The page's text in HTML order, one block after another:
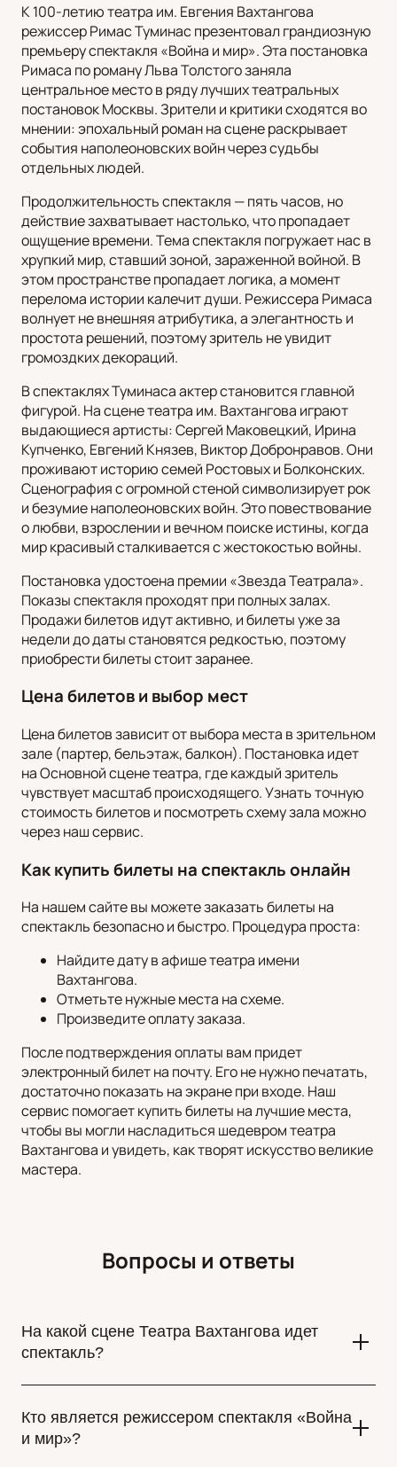
К 100-летию театра им. Евгения Вахтангова
режиссер Римас Туминас презентовал грандиозную
премьеру спектакля «Война и мир». Эта постановка
Римаса по роману Льва Толстого заняла
центральное место в ряду лучших театральных
постановок Москвы. Зрители и критики сходятся во
мнении: эпохальный роман на сцене раскрывает
события наполеоновских войн через судьбы
отдельных людей.
Продолжительность спектакля — пять часов, но
действие захватывает настолько, что пропадает
ощущение времени. Тема спектакля погружает нас в
хрупкий мир, ставший зоной, зараженной войной. В
этом пространстве пропадает логика, а момент
перелома истории калечит души. Режиссера Римаса
волнует не внешняя атрибутика, а элегантность и
простота решений, поэтому зритель не увидит
громоздких декораций.
В спектаклях Туминаса актер становится главной
фигурой. На сцене театра им. Вахтангова играют
выдающиеся артисты: Сергей Маковецкий, Ирина
Купченко, Евгений Князев, Виктор Добронравов. Они
проживают историю семей Ростовых и Болконских.
Сценография с огромной стеной символизирует рок
и безумие наполеоновских войн. Это повествование
о любви, взрослении и вечном поиске истины, когда
мир красивый сталкивается с жестокостью войны.
Постановка удостоена премии «Звезда Театрала».
Показы спектакля проходят при полных залах.
Продажи билетов идут активно, и билеты уже за
недели до даты становятся редкостью, поэтому
приобрести билеты стоит заранее.
Цена билетов и выбор мест
Цена билетов зависит от выбора места в зрительном
зале (партер, бельэтаж, балкон). Постановка идет
на Основной сцене театра, где каждый зритель
чувствует масштаб происходящего. Узнать точную
стоимость билетов и посмотреть схему зала можно
через наш сервис.
Как купить билеты на спектакль онлайн
На нашем сайте вы можете заказать билеты на
спектакль безопасно и быстро. Процедура проста:
Найдите дату в афише театра имени
Вахтангова.
Отметьте нужные места на схеме.
Произведите оплату заказа.
После подтверждения оплаты вам придет
электронный билет на почту. Его не нужно печатать,
достаточно показать на экране при входе. Наш
сервис помогает купить билеты на лучшие места,
чтобы вы могли насладиться шедевром театра
Вахтангова и увидеть, как творят искусство великие
мастера.
Вопросы и ответы
На какой сцене Театра Вахтангова идет
спектакль?
Театра имени Евгения Вахтангова, расположенной по
адресу: улица Арбат, дом 26.
Кто является режиссером спектакля «Война
и мир»?